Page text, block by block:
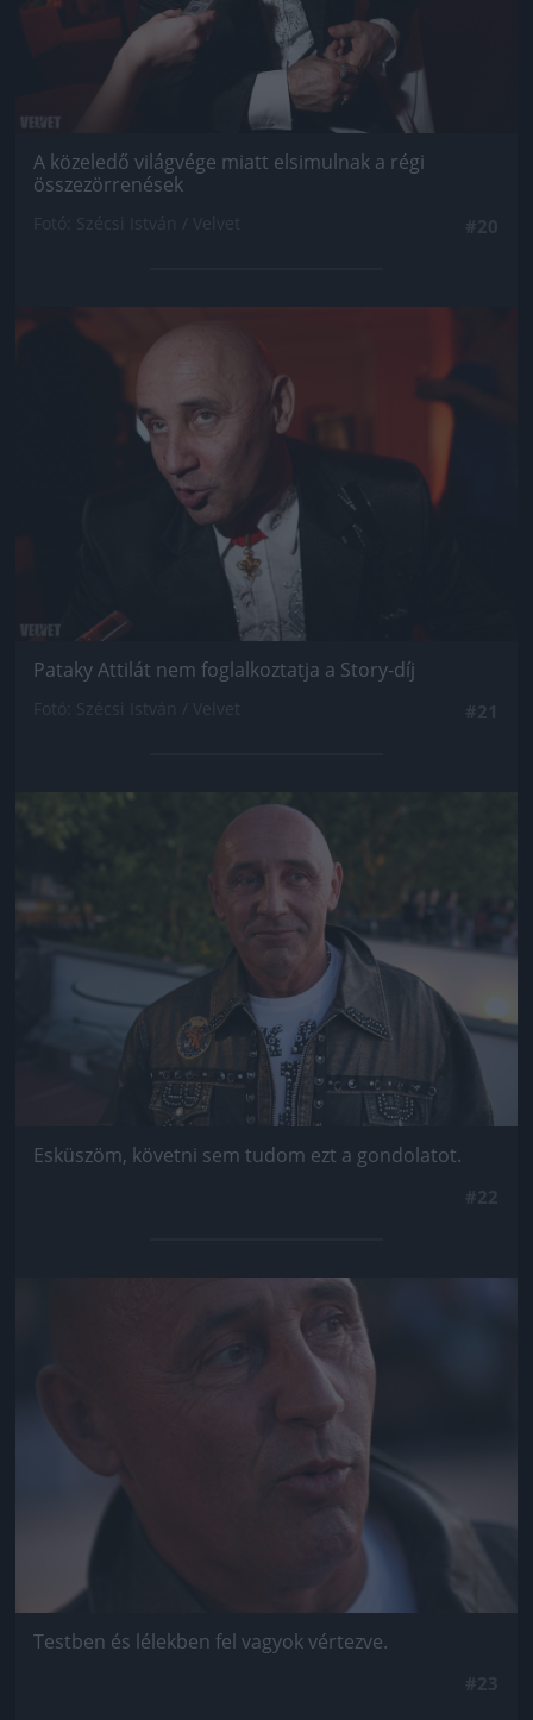
A közeledő világvége miatt elsimulnak a régi
összezörrenések
Jön még kép!
Pataky Attilát nem foglalkoztatja a Story-díj
Jön még kép!
Esküszöm, követni sem tudom ezt a gondolatot.
Jön még kép!
Testben és lélekben fel vagyok vértezve.